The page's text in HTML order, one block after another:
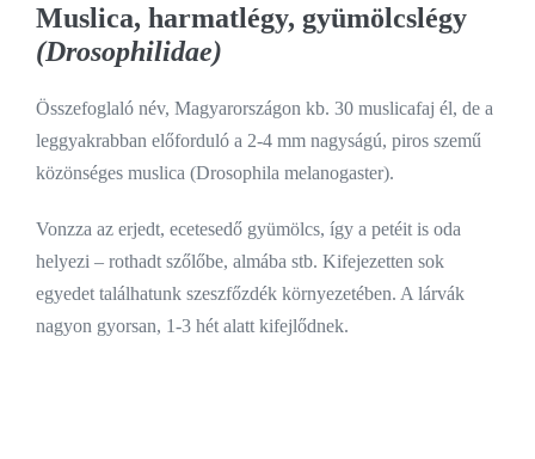
Muslica, harmatlégy, gyümölcslégy
(Drosophilidae)
Összefoglaló név, Magyarországon kb. 30 muslicafaj él, de a
leggyakrabban előforduló a 2-4 mm nagyságú, piros szemű
közönséges muslica (Drosophila melanogaster).
Vonzza az erjedt, ecetesedő gyümölcs, így a petéit is oda
helyezi – rothadt szőlőbe, almába stb. Kifejezetten sok
egyedet találhatunk szeszfőzdék környezetében. A lárvák
nagyon gyorsan, 1-3 hét alatt kifejlődnek.